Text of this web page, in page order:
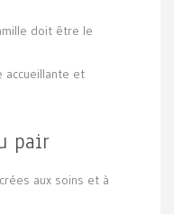
doit être le
accueillante et
pair
aux soins et à